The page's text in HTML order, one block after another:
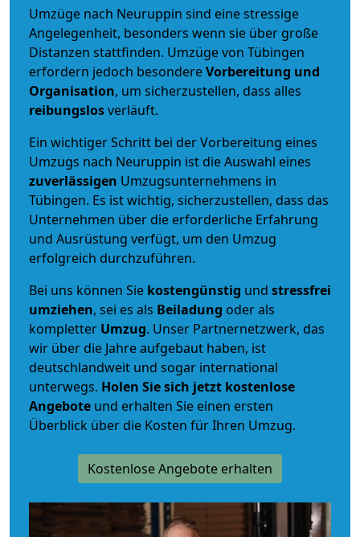
Umzüge nach Neuruppin sind eine stressige
Angelegenheit, besonders wenn sie über große
Distanzen stattfinden. Umzüge von Tübingen
erfordern jedoch besondereVorbereitung und
Organisation, um sicherzustellen, dass alles
reibungslosverläuft.
Ein wichtiger Schritt bei der Vorbereitung eines
Umzugs nach Neuruppin ist die Auswahl eines
zuverlässigen Umzugsunternehmens in
Tübingen. Es ist wichtig, sicherzustellen, dass das
Unternehmen über die erforderliche Erfahrung
und Ausrüstung verfügt, um den Umzug
erfolgreich durchzuführen.
Bei uns können Sie kostengünstig und stressfrei
umziehen, sei es als Beiladung oder als
kompletter Umzug. Unser Partnernetzwerk, das
wir über die Jahre aufgebaut haben, ist
deutschlandweit und sogar international
unterwegs. Holen Sie sich jetzt kostenlose
Angebote und erhalten Sie einen ersten
Überblick über die Kosten für Ihren Umzug.
Kostenlose Angebote erhalten